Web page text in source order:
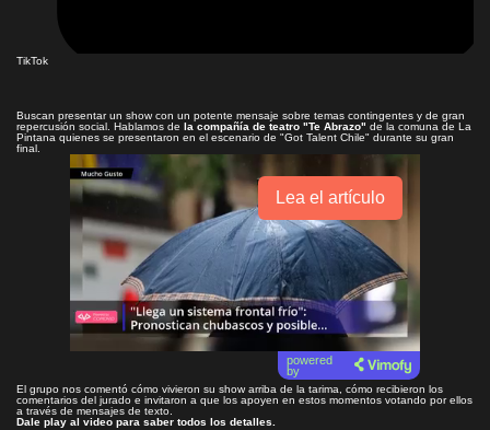
TikTok
Buscan presentar un show con un potente mensaje sobre temas contingentes y de gran
repercusión social. Hablamos de la compañía de teatro "Te Abrazo" de la comuna de La
Pintana quienes se presentaron en el escenario de "Got Talent Chile" durante su gran
final.
Lea el artículo
powered
by
El grupo nos comentó cómo vivieron su show arriba de la tarima, cómo recibieron los
comentarios del jurado e invitaron a que los apoyen en estos momentos votando por ellos
a través de mensajes de texto.
Dale play al video para saber todos los detalles.